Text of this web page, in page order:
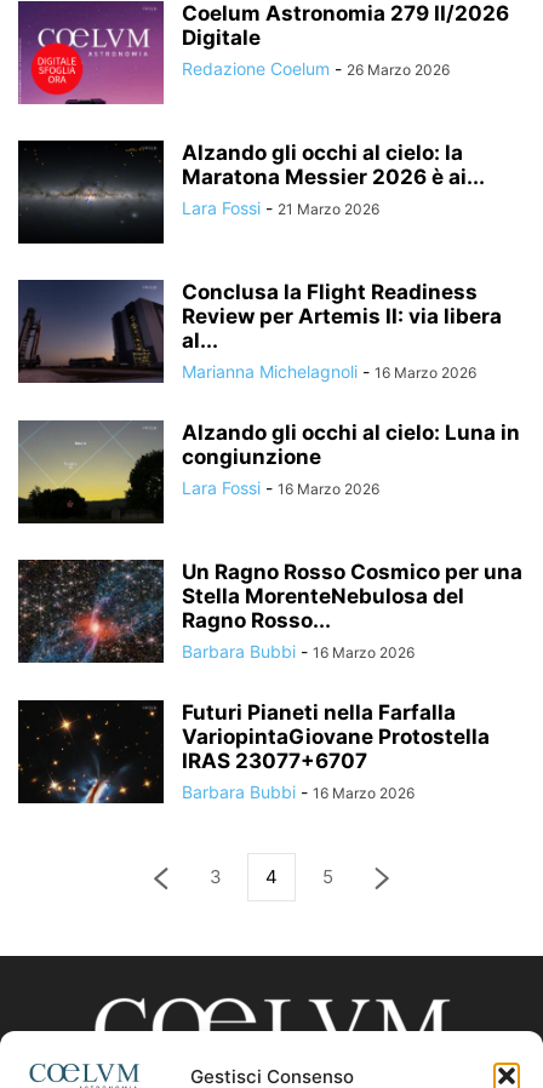
Gestisci Consenso
Coelum Astronomia 279 II/2026
Digitale
Redazione Coelum - 26 Marzo 2026
Alzando gli occhi al cielo: la
Maratona Messier 2026 è ai...
Lara Fossi - 21 Marzo 2026
Conclusa la Flight Readiness
Review per Artemis II: via libera
al...
Marianna Michelagnoli - 16 Marzo 2026
Alzando gli occhi al cielo: Luna in
congiunzione
Lara Fossi - 16 Marzo 2026
Un Ragno Rosso Cosmico per una
Stella MorenteNebulosa del
Ragno Rosso...
Barbara Bubbi - 16 Marzo 2026
Futuri Pianeti nella Farfalla
VariopintaGiovane Protostella
IRAS 23077+6707
Barbara Bubbi - 16 Marzo 2026
3 4 5